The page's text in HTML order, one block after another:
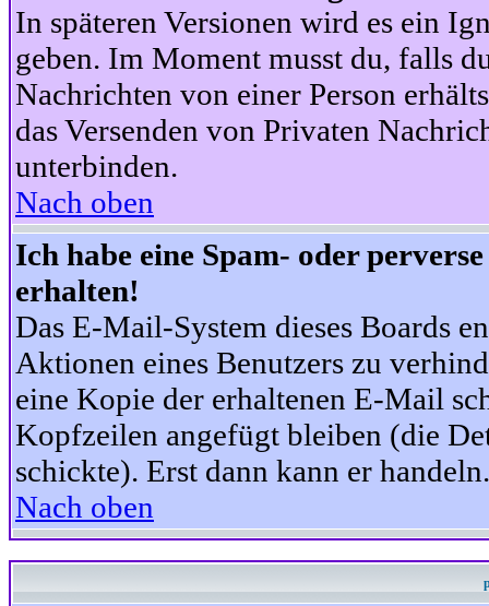
In späteren Versionen wird es ein
geben. Im Moment musst du, falls
Nachrichten von einer Person
das Versenden von Privaten
unterbinden.
Nach oben
Ich habe eine Spam- oder
erhalten!
Das E-Mail-System dieses Boards
Aktionen eines Benutzers zu
eine Kopie der erhaltenen E-Mail
Kopfzeilen angefügt bleiben (die
schickte). Erst dann kann er handeln.
Nach oben